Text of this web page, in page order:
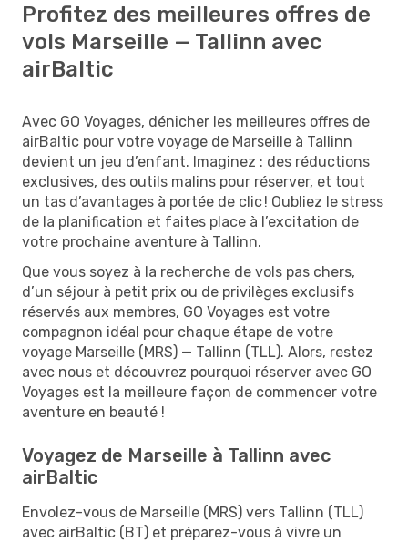
Profitez des meilleures offres de
vols Marseille — Tallinn avec
airBaltic
Avec GO Voyages, dénicher les meilleures offres de
airBaltic pour votre voyage de Marseille à Tallinn
devient un jeu d’enfant. Imaginez : des réductions
exclusives, des outils malins pour réserver, et tout
un tas d’avantages à portée de clic ! Oubliez le stress
de la planification et faites place à l’excitation de
votre prochaine aventure à Tallinn.
Que vous soyez à la recherche de vols pas chers,
d’un séjour à petit prix ou de privilèges exclusifs
réservés aux membres, GO Voyages est votre
compagnon idéal pour chaque étape de votre
voyage Marseille (MRS) — Tallinn (TLL). Alors, restez
avec nous et découvrez pourquoi réserver avec GO
Voyages est la meilleure façon de commencer votre
aventure en beauté !
Voyagez de Marseille à Tallinn avec
airBaltic
Envolez-vous de Marseille (MRS) vers Tallinn (TLL)
avec airBaltic (BT) et préparez-vous à vivre un